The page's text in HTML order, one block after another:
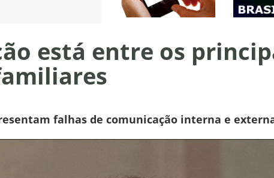
está entre os
falhas de comunicação interna e